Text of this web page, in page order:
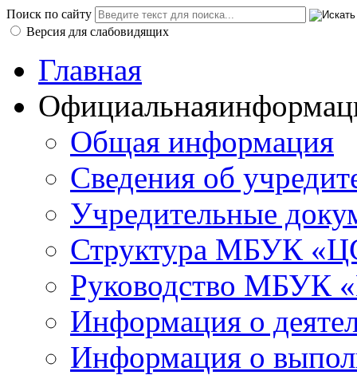
Поиск по сайту
Версия для слабовидящих
Главная
Официальная
Общая информация
Сведения об
Учредительные
Структура МБУК
Руководство МБУК
Информация о
Информация о